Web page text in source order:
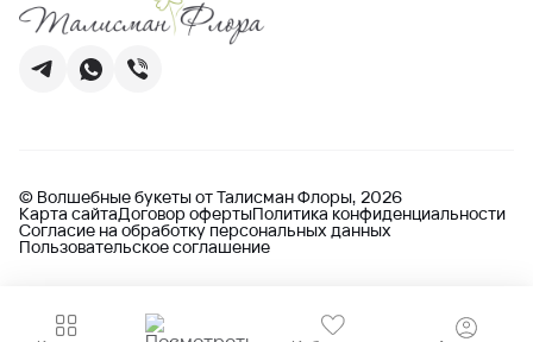
© Волшебные букеты от Талисман Флоры, 2026
Карта сайтаДоговор офертыПолитика конфиденциальности
Согласие на обработку персональных данных
Пользовательское соглашение